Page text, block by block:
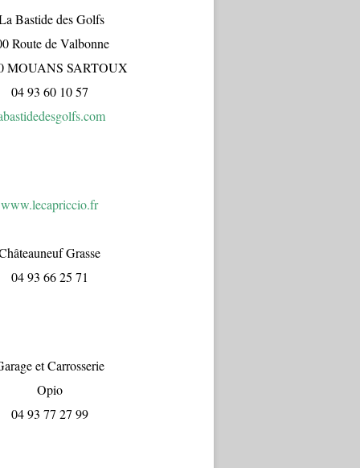
Bastide des Golfs
Route de Valbonne
MOUANS SARTOUX
04 93 60 10 57
www.lecapriccio.fr
Grasse
04 93 66 25 71
et Carrosserie
Opio
04 93 77 27 99